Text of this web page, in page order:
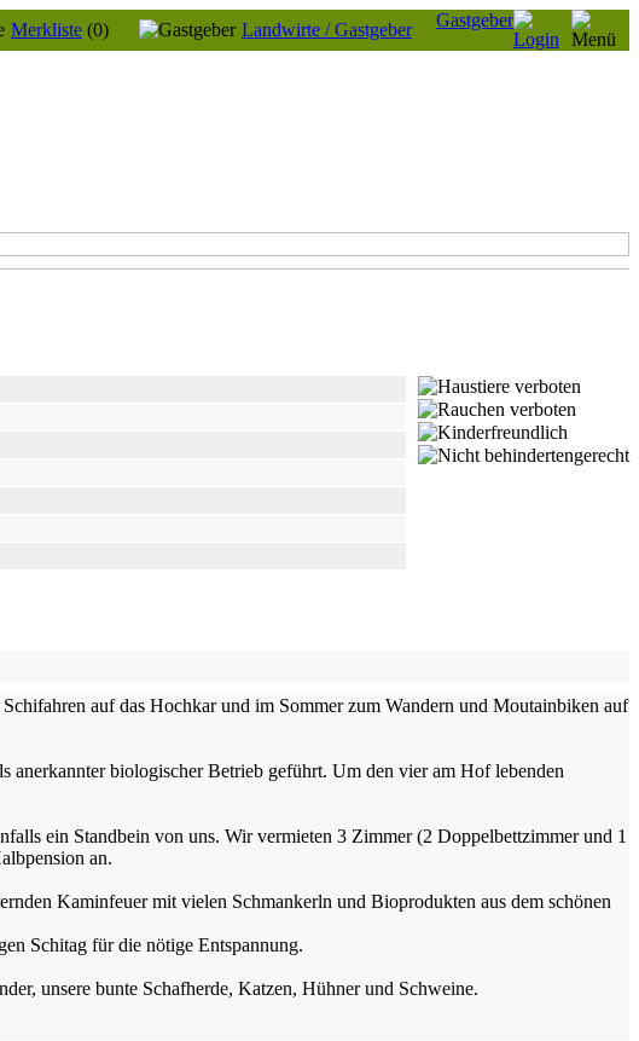
Merkliste (0) Landwirte / Gastgeber
Gastgeber
auf das Hochkar und im Sommer zum Wandern und Moutainbiken auf
biologischer Betrieb geführt. Um den vier am Hof lebenden
ein Standbein von uns. Wir vermieten 3 Zimmer (2 Doppelbettzimmer und 1
an.
Kaminfeuer mit vielen Schmankerln und Bioprodukten aus dem schönen
Schitag für die nötige Entspannung.
unsere bunte Schafherde, Katzen, Hühner und Schweine.